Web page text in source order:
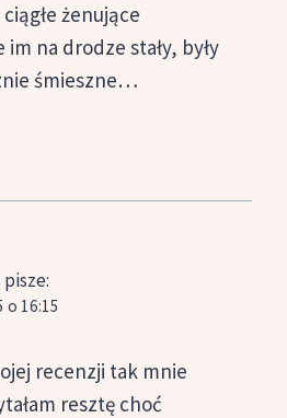
żenujące
na drodze stały, były
śmieszne…
pisze:
o 16:15
recenzji tak mnie
resztę choć